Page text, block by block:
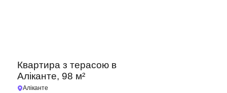
Квартира з терасою в
Аліканте, 98 м²
Аліканте